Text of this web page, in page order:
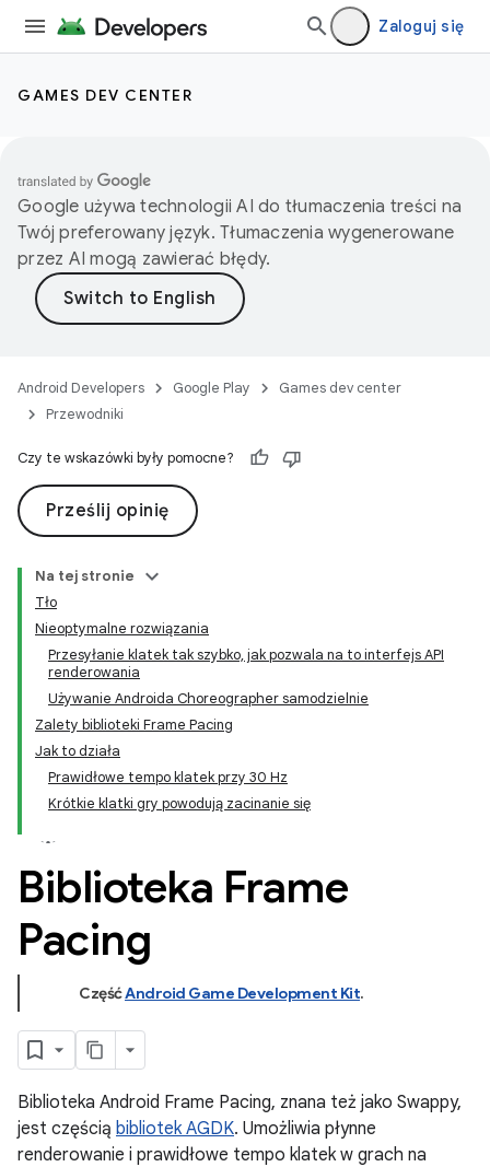
Zaloguj się
GAMES DEV CENTER
Google używa technologii AI do tłumaczenia treści na
Twój preferowany język. Tłumaczenia wygenerowane
przez AI mogą zawierać błędy.
Android Developers Google Play
Games dev center
Przewodniki
Czy te wskazówki były pomocne?
Prześlij opinię
Na tej stronie
Tło
Nieoptymalne rozwiązania
Przesyłanie klatek tak szybko, jak pozwala na to interfejs API
renderowania
Używanie Androida Choreographer samodzielnie
Zalety biblioteki Frame Pacing
Jak to działa
Prawidłowe tempo klatek przy 30 Hz
Krótkie klatki gry powodują zacinanie się
Biblioteka Frame
Pacing
CzęśćAndroid Game Development Kit.
Biblioteka Android Frame Pacing, znana też jako Swappy,
jest częścią bibliotek AGDK. Umożliwia płynne
renderowanie i prawidłowe tempo klatek w grach na